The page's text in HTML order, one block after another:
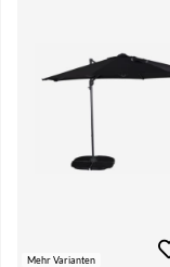
Mehr Varianten